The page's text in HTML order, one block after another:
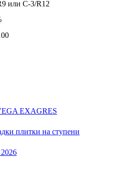
или C-3/R12
EXAGRES
плитки на ступени